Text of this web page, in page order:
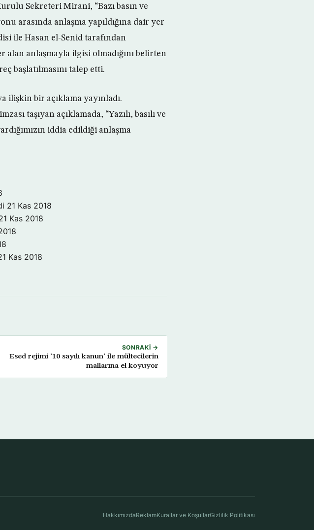
Sekreteri Mirani, “Bazı basın ve
arasında anlaşma yapıldığına dair yer
ile Hasan el-Senid tarafından
anlaşmayla ilgisi olmadığını belirten
başlatılmasını talep etti.
ilişkin bir açıklama yayınladı.
taşıyan açıklamada, “Yazılı, basılı ve
iddia edildiği anlaşma
21 Kas 2018
Kas 2018
Kas 2018
SONRAKI →
Esed rejimi ’10 sayılı kanun’ ile mültecilerin
mallarına el koyuyor
HakkımızdaReklamKurallar ve KoşullarGizlilik Politikası